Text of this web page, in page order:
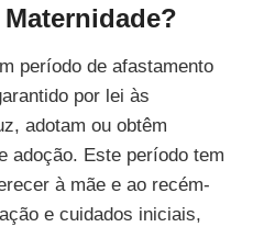
período de afastamento
por lei às
adotam ou obtêm
adoção. Este período tem
à mãe e ao recém-
e cuidados iniciais,